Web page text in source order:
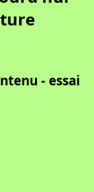
- essai